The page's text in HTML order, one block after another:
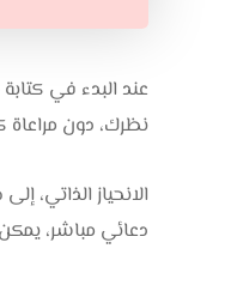
عند البدء في
نظرك، دون مراعاة
الانحياز الذاتي،
دعائي مباشر،